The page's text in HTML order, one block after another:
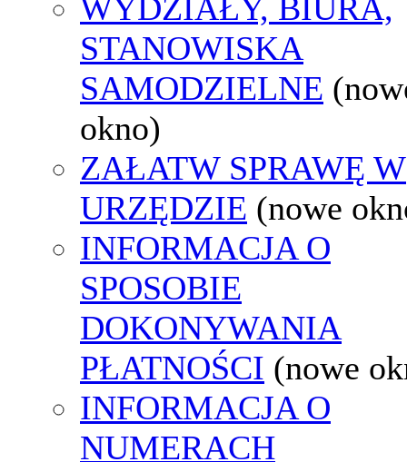
WYDZIAŁY, BIURA,
STANOWISKA
SAMODZIELNE
okno)
ZAŁATW SPRAWĘ W
URZĘDZIE (nowe
INFORMACJA O
SPOSOBIE
DOKONYWANIA
PŁATNOŚCI (nowe
INFORMACJA O
NUMERACH